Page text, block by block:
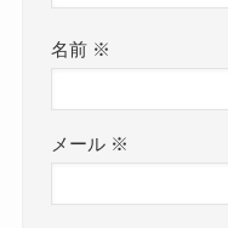
名前 ※
メール ※